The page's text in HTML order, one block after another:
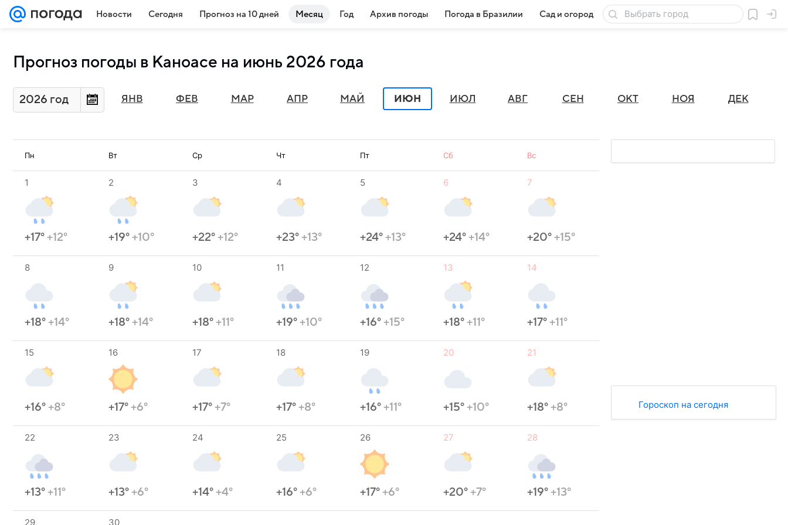
Новости Сегодня Прогноз на 10 дней Месяц Год Архив погоды Погода в Бразилии Сад и огород Товары для дачи
Прогноз погоды в Каноасе на июнь 2026 года
2026 год ЯНВ ФЕВ МАР АПР МАЙ ИЮН ИЮЛ АВГ СЕН ОКТ НОЯ ДЕК
Пн Вт Ср Чт Пт Сб Вс
1
+17°+12°
2
+19°+10°
3
+22°+12°
4
+23°+13°
5
+24°+13°
6
+24°+14°
7
+20°+15°
8
+18°+14°
9
+18°+14°
10
+18°+11°
11
+19°+10°
12
+16°+15°
13
+18°+11°
14
+17°+11°
15
+16°+8°
16
+17°+6°
17
+17°+7°
18
+17°+8°
19
+16°+11°
20
+15°+10°
21
+18°+8°
22
+13°+11°
23
+13°+6°
24
+14°+4°
25
+16°+6°
26
+17°+6°
27
+20°+7°
28
+19°+13°
29 30
Гороскоп на сегодня